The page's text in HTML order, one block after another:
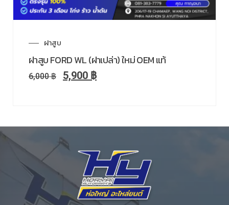
ฝาสูบ
ฝาสูบ FORD WL (ฝาเปล่า) ใหม่ OEM แท้
6,000฿ 5,900 ฿